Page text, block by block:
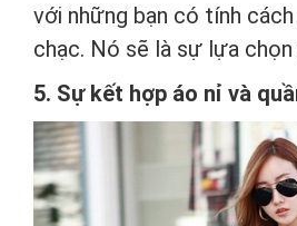
với những bạn có tính
chạc. Nó sẽ là sự lựa chọn
5. Sự kết hợp áo nỉ và